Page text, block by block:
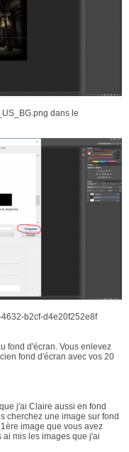
dans le
b2cf-d4e20f252e8f
fond d'écran. Vous enlevez
fond d'écran avec vos 20
j'ai Claire aussi en fond
cherchez une image sur fond
image que vous avez
mis les images que j'ai